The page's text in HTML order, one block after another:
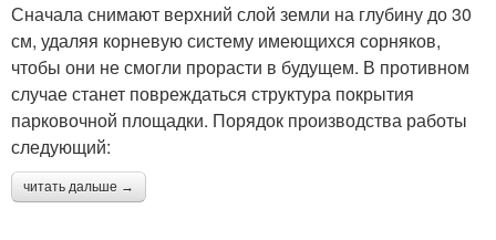
Сначала снимают верхний слой земли на глубину до 30
см, удаляя корневую систему имеющихся сорняков,
чтобы они не смогли прорасти в будущем. В противном
случае станет повреждаться структура покрытия
парковочной площадки. Порядок производства работы
следующий:
читать дальше →